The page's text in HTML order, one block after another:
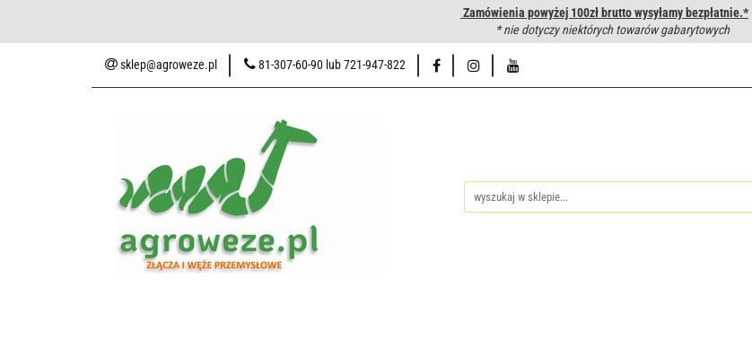
Zamówienia powyżej 100zł brutto wysyłamy bezpłatnie.*
* nie dotyczy niektórych towarów gabarytowych
sklep@agroweze.pl 81-307-60-90 lub 721-947-822
Zakuwanie węży hydraulicznych Hurtownia Napisz do nas